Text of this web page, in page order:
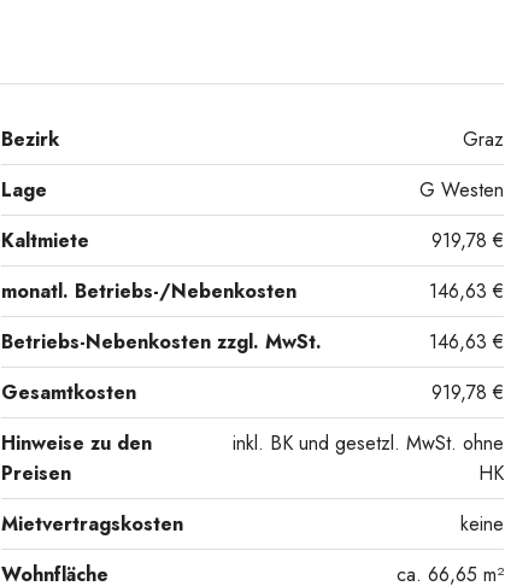
Bezirk
Graz
Lage
G Westen
Kaltmiete
919,78 €
monatl. Betriebs-/Nebenkosten
146,63 €
Betriebs-Nebenkosten zzgl. MwSt.
146,63 €
Gesamtkosten
919,78 €
Hinweise zu den
Preisen
inkl. BK und gesetzl. MwSt. ohne
HK
Mietvertragskosten
keine
Wohnfläche
ca. 66,65 m²